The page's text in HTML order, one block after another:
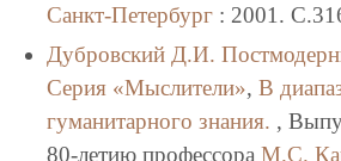
Санкт-Петербург: 2001.
Дубровский Д.И.
Серия «Мыслители», В
гуманитарного знания. ,
80-летию профессора М.С.